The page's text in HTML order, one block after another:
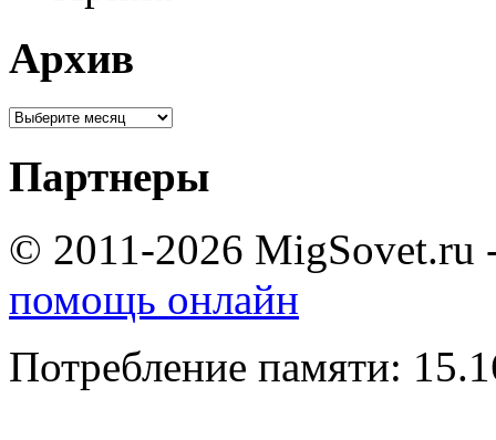
Архив
Партнеры
© 2011-2026 MigSovet.ru
помощь онлайн
Потребление памяти: